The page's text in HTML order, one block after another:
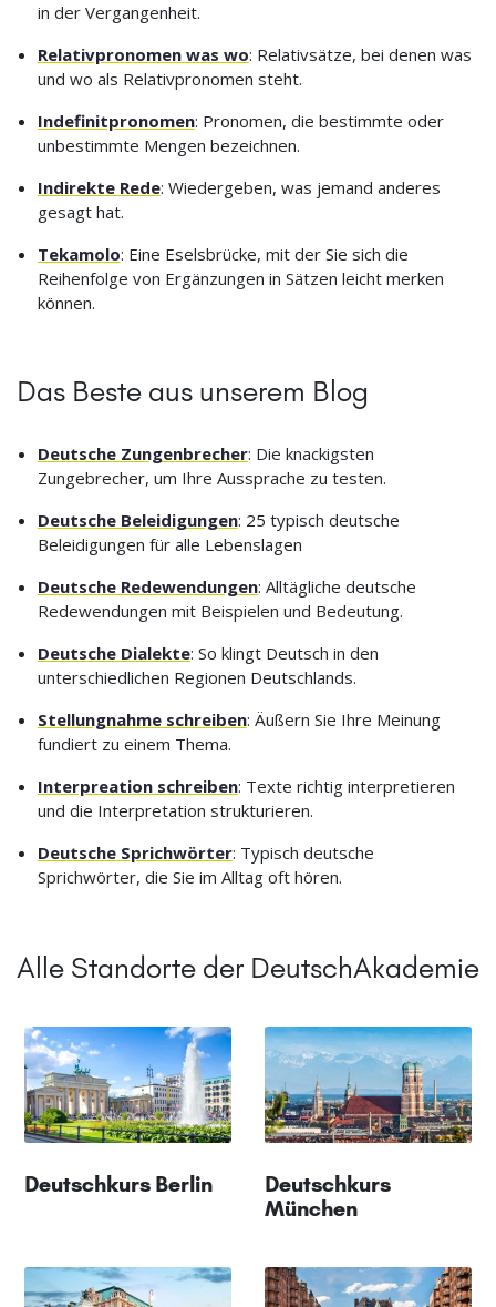
in der Vergangenheit.
Relativpronomen was wo: Relativsätze, bei denen was
und wo als Relativpronomen steht.
Indefinitpronomen: Pronomen, die bestimmte oder
unbestimmte Mengen bezeichnen.
Indirekte Rede: Wiedergeben, was jemand anderes
gesagt hat.
Tekamolo: Eine Eselsbrücke, mit der Sie sich die
Reihenfolge von Ergänzungen in Sätzen leicht merken
können.
Das Beste aus unserem Blog
Deutsche Zungenbrecher: Die knackigsten
Zungebrecher, um Ihre Aussprache zu testen.
Deutsche Beleidigungen: 25 typisch deutsche
Beleidigungen für alle Lebenslagen
Deutsche Redewendungen: Alltägliche deutsche
Redewendungen mit Beispielen und Bedeutung.
Deutsche Dialekte: So klingt Deutsch in den
unterschiedlichen Regionen Deutschlands.
Stellungnahme schreiben: Äußern Sie Ihre Meinung
fundiert zu einem Thema.
Interpreation schreiben: Texte richtig interpretieren
und die Interpretation strukturieren.
Deutsche Sprichwörter: Typisch deutsche
Sprichwörter, die Sie im Alltag oft hören.
Alle Standorte der DeutschAkademie
Deutschkurs Berlin
Deutschkurs
München